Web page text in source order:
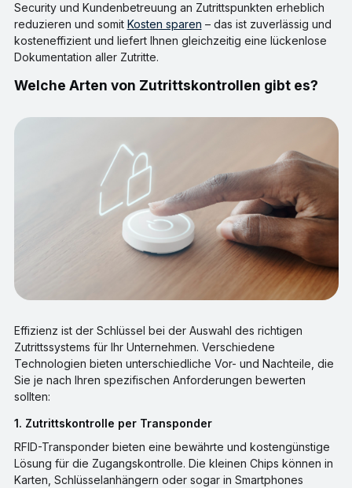
Security und Kundenbetreuung an Zutrittspunkten erheblich
reduzieren und somit Kosten sparen – das ist zuverlässig und
kosteneffizient und liefert Ihnen gleichzeitig eine lückenlose
Dokumentation aller Zutritte.
Welche Arten von Zutrittskontrollen gibt es?
Effizienz ist der Schlüssel bei der Auswahl des richtigen
Zutrittssystems für Ihr Unternehmen. Verschiedene
Technologien bieten unterschiedliche Vor- und Nachteile, die
Sie je nach Ihren spezifischen Anforderungen bewerten
sollten:
1. Zutrittskontrolle per Transponder
RFID-Transponder bieten eine bewährte und kostengünstige
Lösung für die Zugangskontrolle. Die kleinen Chips können in
Karten, Schlüsselanhängern oder sogar in Smartphones